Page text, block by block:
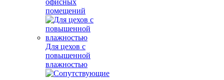
помещений
Для цехов с
повышенной
влажностью